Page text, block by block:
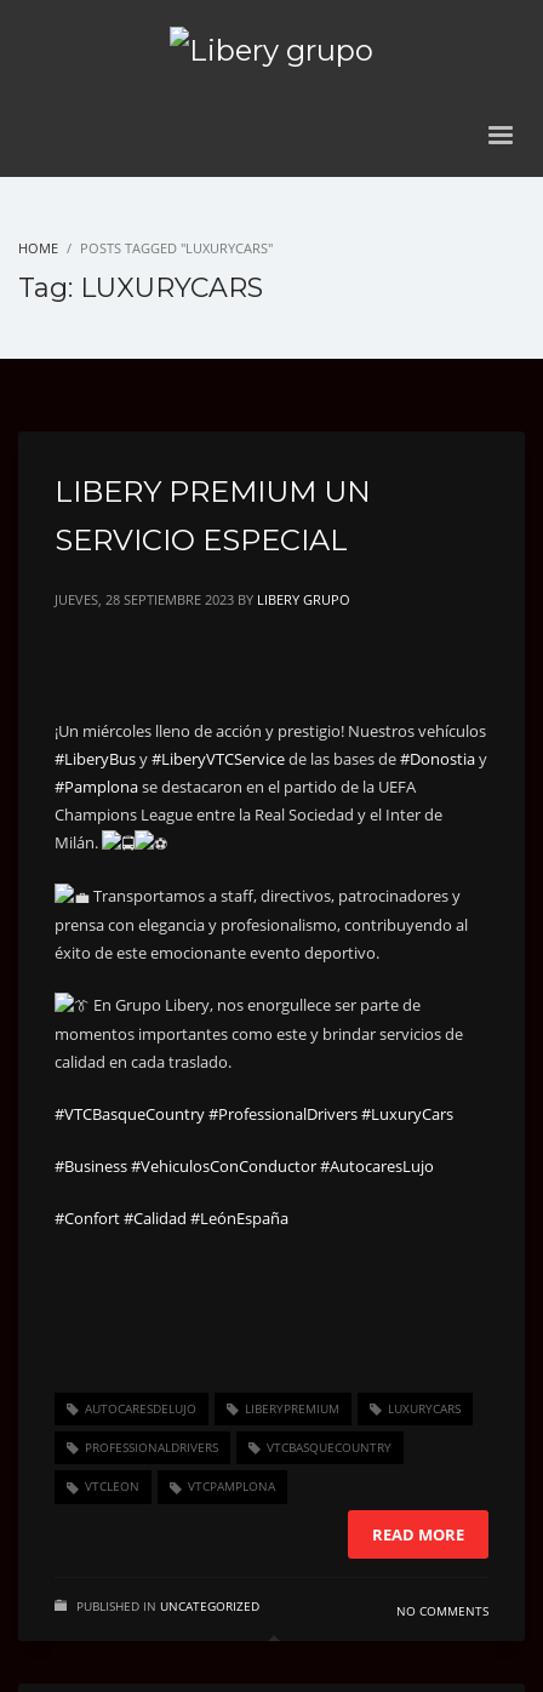
HOME POSTS TAGGED "LUXURYCARS"
Tag: LUXURYCARS
LIBERY PREMIUM UN
SERVICIO ESPECIAL
JUEVES, 28 SEPTIEMBRE 2023 BY LIBERY GRUPO
¡Un miércoles lleno de acción y prestigio! Nuestros vehículos
#LiberyBusy#LiberyVTCServicede las bases de#Donostiay
#Pamplonase destacaron en el partido de la UEFA
Champions League entre la Real Sociedad y el Inter de
Milán.
Transportamos a staff, directivos, patrocinadores y
prensa con elegancia y profesionalismo, contribuyendo al
éxito de este emocionante evento deportivo.
En Grupo Libery, nos enorgullece ser parte de
momentos importantes como este y brindar servicios de
calidad en cada traslado.
#VTCBasqueCountry#ProfessionalDrivers#LuxuryCars
#Business#VehiculosConConductor#AutocaresLujo
#Confort#Calidad #LeónEspaña
AUTOCARESDELUJO LIBERYPREMIUM LUXURYCARS
PROFESSIONALDRIVERS VTCBASQUECOUNTRY
VTCLEON VTCPAMPLONA
READ MORE
PUBLISHED IN UNCATEGORIZED NO COMMENTS